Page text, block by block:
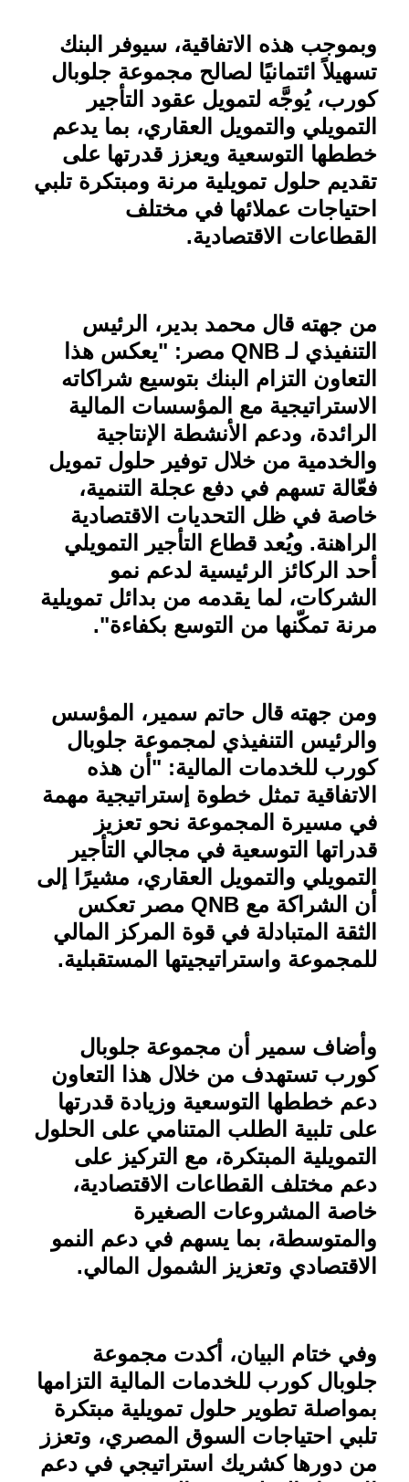
وبموجب هذه الاتفاقية، سيوفر البنك
تسهيلاً ائتمانيًا لصالح مجموعة جلوبال
كورب، يُوجَّه لتمويل عقود التأجير
التمويلي والتمويل العقاري، بما يدعم
خططها التوسعية ويعزز قدرتها على
تقديم حلول تمويلية مرنة ومبتكرة تلبي
احتياجات عملائها في مختلف
القطاعات الاقتصادية.
من جهته قال محمد بدير، الرئيس
التنفيذي لـQNB مصر: "يعكس هذا
التعاون التزام البنك بتوسيع شراكاته
الاستراتيجية مع المؤسسات المالية
الرائدة، ودعم الأنشطة الإنتاجية
والخدمية من خلال توفير حلول تمويل
فعّالة تسهم في دفع عجلة التنمية،
خاصة في ظل التحديات الاقتصادية
الراهنة. ويُعد قطاع التأجير التمويلي
أحد الركائز الرئيسية لدعم نمو
الشركات، لما يقدمه من بدائل تمويلية
مرنة تمكّنها من التوسع بكفاءة."
ومن جهته قال حاتم سمير، المؤسس
والرئيس التنفيذي لمجموعة جلوبال
كورب للخدمات المالية: "أن هذه
الاتفاقية تمثل خطوة إستراتيجية مهمة
في مسيرة المجموعة نحو تعزيز
قدراتها التوسعية في مجالي التأجير
التمويلي والتمويل العقاري، مشيرًا إلى
أن الشراكة مع QNB مصر تعكس
الثقة المتبادلة في قوة المركز المالي
للمجموعة واستراتيجيتها المستقبلية.
وأضاف سمير أن مجموعة جلوبال
كورب تستهدف من خلال هذا التعاون
دعم خططها التوسعية وزيادة قدرتها
على تلبية الطلب المتنامي على الحلول
التمويلية المبتكرة، مع التركيز على
دعم مختلف القطاعات الاقتصادية،
خاصة المشروعات الصغيرة
والمتوسطة، بما يسهم في دعم النمو
الاقتصادي وتعزيز الشمول المالي.
وفي ختام البيان، أكدت مجموعة
جلوبال كورب للخدمات المالية التزامها
بمواصلة تطوير حلول تمويلية مبتكرة
تلبي احتياجات السوق المصري، وتعزز
من دورها كشريك استراتيجي في دعم